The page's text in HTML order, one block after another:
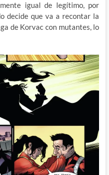
igual de legítimo, por
decide que va a recontar la
de Korvac con mutantes, lo